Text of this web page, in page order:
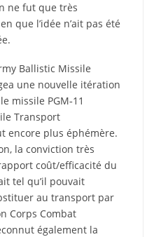
ne fut que très
que l’idée n’ait pas été
Ballistic Missile
une nouvelle itération
missile PGM‑11
Transport
encore plus éphémère.
la conviction très
coût/efficacité du
tel qu’il pouvait
au transport par
Corps Combat
également la